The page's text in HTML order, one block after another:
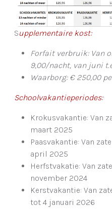
Supplementaire kost:
Forfait verbruik: Van
9,00/nacht, van juni
Waarborg: € 250,00
Schoolvakantieperiodes:
Krokusvakantie: Van
maart 2025
Paasvakantie: Van
april 2025
Herfstvakatie: Van
november 2024
Kerstvakantie: Van
tot 4 januari 2026